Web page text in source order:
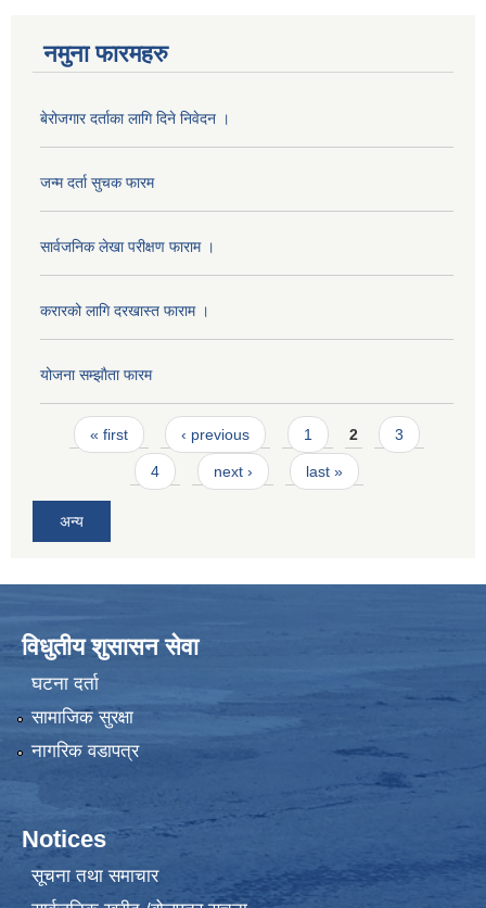
नमुना फारमहरु
बेरोजगार दर्ताका लागि दिने निवेदन ।
जन्म दर्ता सुचक फारम
सार्वजनिक लेखा परीक्षण फाराम ।
करारको लागि दरखास्त फाराम ।
योजना सम्झाैता फारम
Pages
« first ‹ previous 1 2 3
4 next › last »
अन्य
विधुतीय शुसासन सेवा
घटना दर्ता
सामाजिक सुरक्षा
नागरिक वडापत्र
Notices
सूचना तथा समाचार